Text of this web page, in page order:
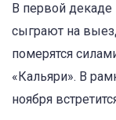
В первой
сыграют на
померятся
«Кальяри». В
ноября